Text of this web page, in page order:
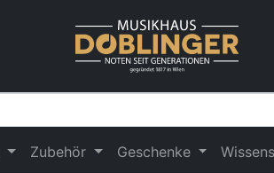
Zubehör Geschenke